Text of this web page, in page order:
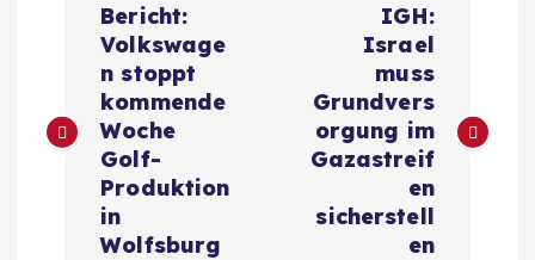
i
Bericht:
Volkswage
n stoppt
kommende
Woche
Golf-
Produktion
in
Wolfsburg
IGH:
Israel
muss
Grundvers
orgung im
Gazastreif
en
sicherstell
en